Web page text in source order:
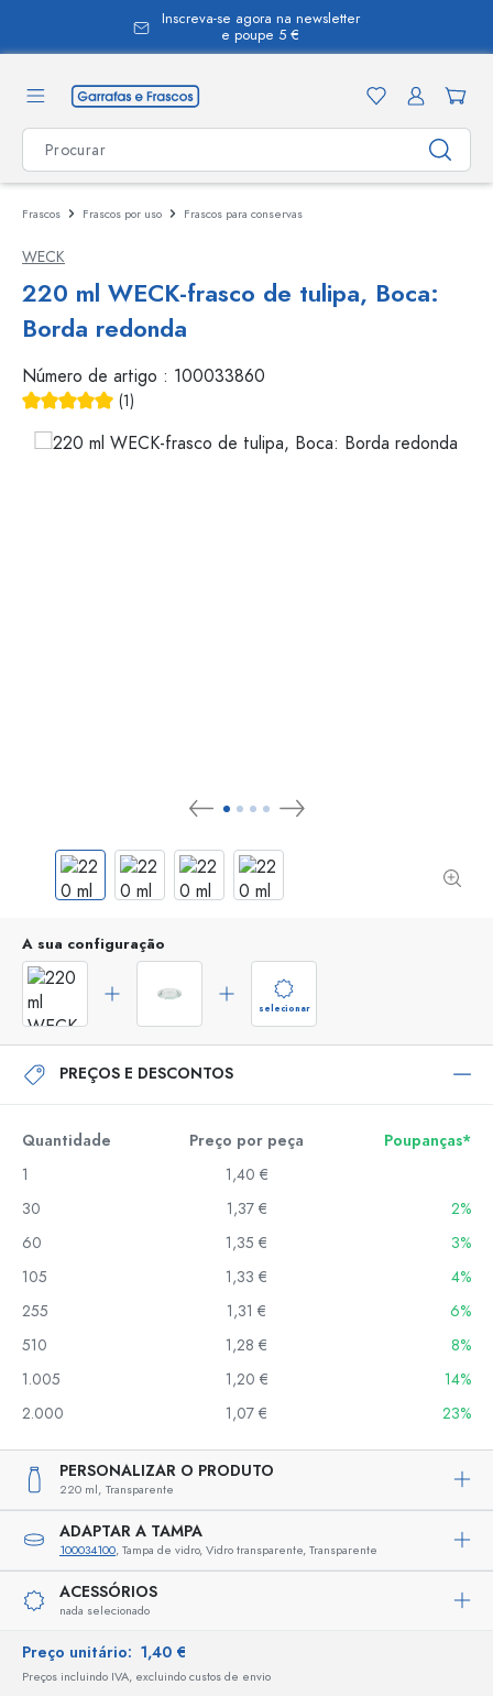
Inscreva-se agora na newsletter
e poupe 5 €
Frascos Frascos por uso Frascos para conservas
WECK
220 ml WECK-frasco de tulipa, Boca:
Borda redonda
Número de artigo : 100033860
(1)
A sua configuração
selecionar
PREÇOS E DESCONTOS
Quantidade Preço por peça
Poupanças*
1
1,40 €
30
1,37 €
2%
60
1,35 €
3%
105
1,33 €
4%
255
1,31 €
6%
510
1,28 €
8%
1.005
1,20 €
14%
2.000
1,07 € 23%
PERSONALIZAR O PRODUTO
220 ml, Transparente
ADAPTAR A TAMPA
100034100, Tampa de vidro, Vidro transparente, Transparente
ACESSÓRIOS
nada selecionado
Preço unitário: 1,40 €
Preços incluindo IVA, excluindo custos de envio